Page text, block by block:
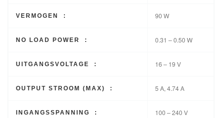
VERMOGEN : 90 W
NO LOAD POWER : 0.31 – 0.50 W
UITGANGSVOLTAGE : 16 – 19 V
OUTPUT STROOM (MAX) : 5 A, 4.74 A
INGANGSSPANNING : 100 – 240 V